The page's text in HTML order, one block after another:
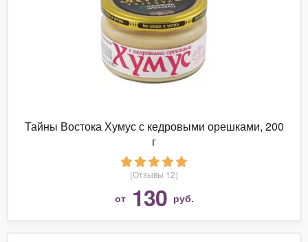
Тайны Востока Хумус с кедровыми орешками, 200
г
(Отзывы 12)
от 130 руб.